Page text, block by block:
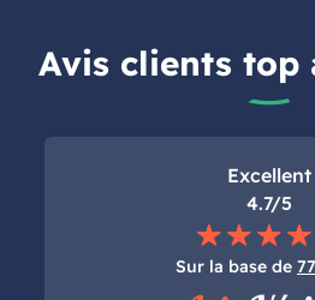
Avis clients top
Excellent
4.7/5
Sur la base de